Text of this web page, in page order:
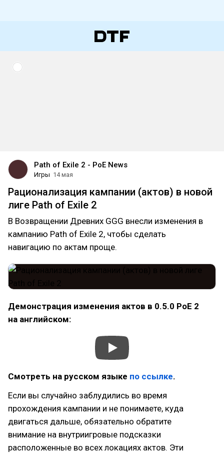
Path of Exile 2 - PoE News
Игры 14 мая
Рационализация кампании (актов) в новой
лиге Path of Exile 2
В Возвращении Древних GGG внесли изменения в
кампанию Path of Exile 2, чтобы сделать
навигацию по актам проще.
Демонстрация изменения актов в 0.5.0 PoE 2
на английском:
Смотреть на русском языке по ссылке.
Если вы случайно заблудились во время
прохождения кампании и не понимаете, куда
двигаться дальше, обязательно обратите
внимание на внутриигровые подсказки
расположенные во всех локациях актов. Эти